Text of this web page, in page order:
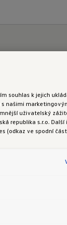
Mezi
Vaše
souhlas k jejich
našimi
uživatelský
republika s.r.o. Další
(odkaz ve spodní